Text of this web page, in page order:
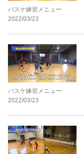
バスケ練習メニュー
2022/03/23
バスケ練習メニュー
2022/03/23